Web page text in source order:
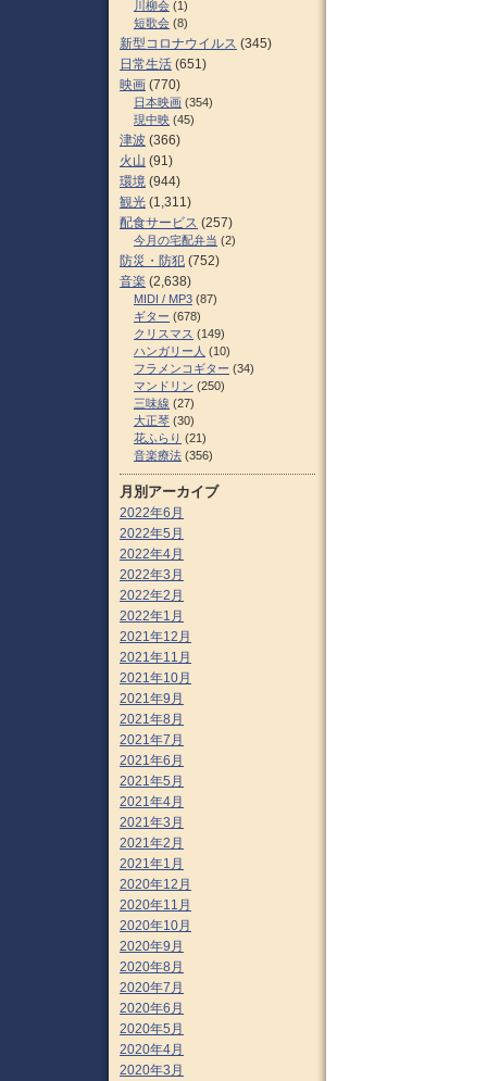
川柳会 (1)
短歌会 (8)
新型コロナウイルス (345)
日常生活 (651)
映画 (770)
日本映画 (354)
現中映 (45)
津波 (366)
火山 (91)
環境 (944)
観光 (1,311)
配食サービス (257)
今月の宅配弁当 (2)
防災・防犯 (752)
音楽 (2,638)
MIDI / MP3 (87)
ギター (678)
クリスマス (149)
ハンガリー人 (10)
フラメンコギター (34)
マンドリン (250)
三味線 (27)
大正琴 (30)
花ふらり (21)
音楽療法 (356)
月別アーカイブ
2022年6月
2022年5月
2022年4月
2022年3月
2022年2月
2022年1月
2021年12月
2021年11月
2021年10月
2021年9月
2021年8月
2021年7月
2021年6月
2021年5月
2021年4月
2021年3月
2021年2月
2021年1月
2020年12月
2020年11月
2020年10月
2020年9月
2020年8月
2020年7月
2020年6月
2020年5月
2020年4月
2020年3月